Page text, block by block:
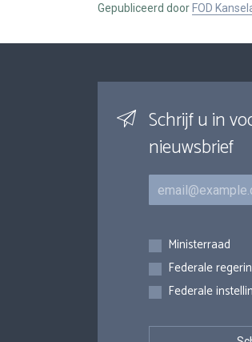
Gepubliceerd door FOD
Schrijf u in
nieuwsbrief
E-mail
Inschrijvingen
Ministerraad
Federale
Federale